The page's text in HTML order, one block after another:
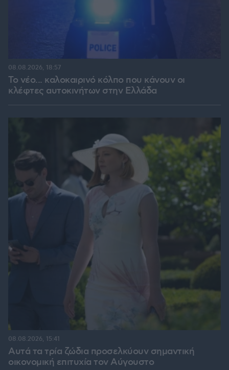
Το νέο... καλοκαιρινό κόλπο που κάνουν οι
κλέφτες αυτοκινήτων στην Ελλάδα
08.08.2026, 18:57
Αυτά τα τρία ζώδια προσελκύουν σημαντική
οικονομική επιτυχία τον Αύγουστο
08.08.2026, 15:41